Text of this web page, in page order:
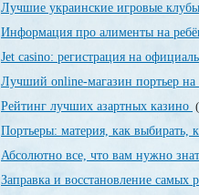
Лучшие украинские игровые клубы
Информация про алименты на
Jet casino: регистрация на
Лучший online-магазин портьер на
Рейтинг лучших азартных казино
Портьеры: материя, как выбирать,
Абсолютно все, что вам нужно
Заправка и восстановление самых